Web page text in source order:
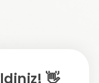
👋